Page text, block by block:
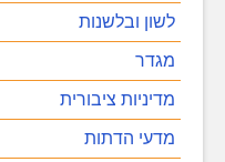
לשון ובלשנות
מגדר
מדיניות ציבורית
מדעי הדתות